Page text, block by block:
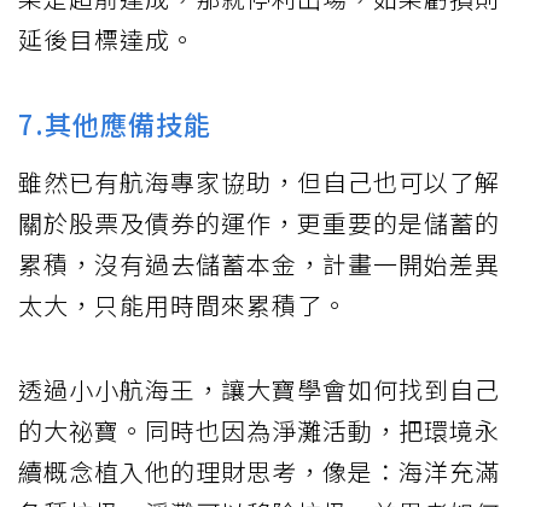
延後目標達成。
7.其他應備技能
雖然已有航海專家協助，但自己也可以了解
關於股票及債券的運作，更重要的是儲蓄的
累積，沒有過去儲蓄本金，計畫一開始差異
太大，只能用時間來累積了。
透過小小航海王，讓大寶學會如何找到自己
的大祕寶。同時也因為淨灘活動，把環境永
續概念植入他的理財思考，像是：海洋充滿